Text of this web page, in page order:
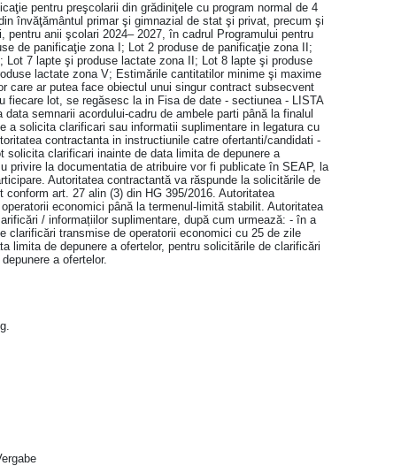
pentru preşcolarii din grădiniţele cu program normal de 4
învăţământul primar şi gimnazial de stat şi privat, precum şi
anii şcolari 2024– 2027, în cadrul Programului pentru
de panificaţie zona I; Lot 2 produse de panificaţie zona II;
7 lapte şi produse lactate zona II; Lot 8 lapte şi produse
lactate zona V; Estimările cantitatilor minime şi maxime
care ar putea face obiectul unui singur contract subsecvent
fiecare lot, se regăsesc la in Fisa de date - sectiunea - LISTA
semnarii acordului-cadru de ambele parti până la finalul
a solicita clarificari sau informatii suplimentare in legatura cu
contractanta in instructiunile catre ofertanti/candidati -
clarificari inainte de data limita de depunere a
privire la documentatia de atribuire vor fi publicate în SEAP, la
Autoritatea contractantă va răspunde la solicitările de
art. 27 alin (3) din HG 395/2016. Autoritatea
economici până la termenul-limită stabilit. Autoritatea
/ informațiilor suplimentare, după cum urmează: - în a
clarificări transmise de operatorii economici cu 25 de zile
limita de depunere a ofertelor, pentru solicitările de clarificări
a ofertelor.